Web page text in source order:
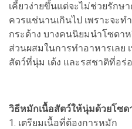
เคี้ยวง่ายขึ้นแต่จะไม่ช่วยรักษ
ควรแช่นานเกินไป เพราะจะท
กระด้าง บางคนนิยมนำโซดา
ส่วนผสมในการทำอาหารเลย
สัตว์ที่นุ่ม เด้ง และรสชาติที่อร่
วิธีหมักเนื้อสัตว์ให้นุ่มด้วยโซด
1. เตรียมเนื้อที่ต้องการหมัก